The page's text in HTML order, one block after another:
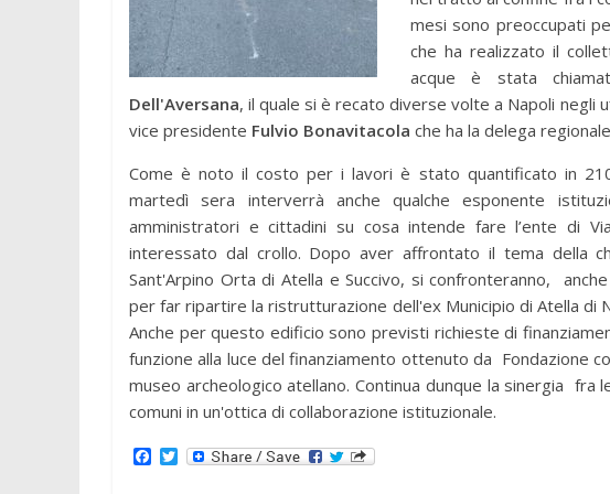
mesi sono preoccupati
che ha realizzato il
acque è stata
Dell'Aversana, il quale si è recato diverse volte a Napoli negli
vice presidente Fulvio Bonavitacola che ha la delega
Come è noto il costo per i lavori è stato quantificato in
martedì sera interverrà anche qualche esponente
amministratori e cittadini su cosa intende fare l’ente di
interessato dal crollo. Dopo aver affrontato il tema della
Sant'Arpino Orta di Atella e Succivo, si confronteranno,
per far ripartire la ristrutturazione dell'ex Municipio di Atella di
Anche per questo edificio sono previsti richieste di
funzione alla luce del finanziamento ottenuto da Fondazione
museo archeologico atellano. Continua dunque la sinergia
comuni in un'ottica di collaborazione istituzionale.
T